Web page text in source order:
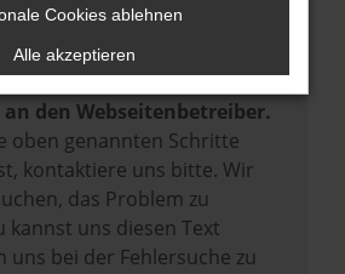
sondern kann auch dazu
bestimmte Funktionen nicht
werden.
an den Webseitenbetreiber.
oben genannten Schritte
kontaktiere uns bitte. Wir
das Problem zu
kannst uns diesen Text
uns bei der Fehlersuche zu
Cookies ablehnen
Alle akzeptieren